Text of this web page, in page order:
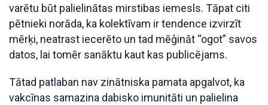
varētu būt palielinātas mirstibas iemesls. Tāpat citi
pētnieki norāda, ka kolektīvam ir tendence izvirzīt
mērķi, neatrast iecerēto un tad mēģināt “ogot” savos
datos, lai tomēr sanāktu kaut kas publicējams.
Tātad patlaban nav zinātniska pamata apgalvot, ka
vakcīnas samazina dabisko imunitāti un palielina